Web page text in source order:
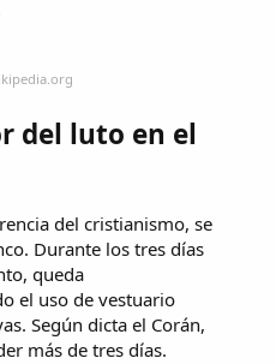
del luto en el
del cristianismo, se
Durante los tres días
queda
el uso de vestuario
Según dicta el Corán,
más de tres días.